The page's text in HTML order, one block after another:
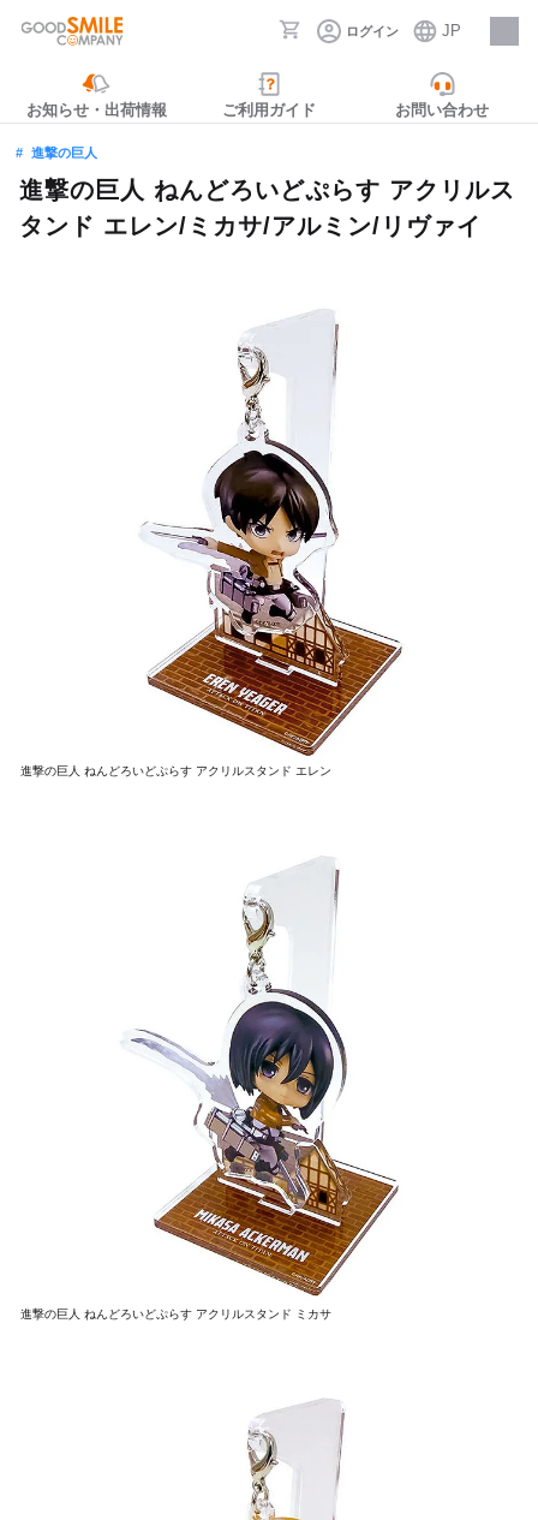
ログイン JP
採用情報
お知らせ・出荷情報 ご利用ガイド お問い合わせ
進撃の巨人
進撃の巨人 ねんどろいどぷらす アクリルス
タンド エレン/ミカサ/アルミン/リヴァイ
進撃の巨人 ねんどろいどぷらす アクリルスタンド エレン
進撃の巨人 ねんどろいどぷらす アクリルスタンド ミカサ